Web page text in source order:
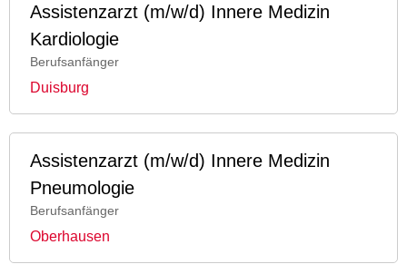
Assistenzarzt (m/w/d) Innere Medizin
Kardiologie
Berufsanfänger
Duisburg
Assistenzarzt (m/w/d) Innere Medizin
Pneumologie
Berufsanfänger
Oberhausen